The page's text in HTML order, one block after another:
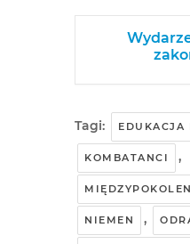
Tagi: EDUKACJA
KOMBATANCI ,
NIEMEN ,